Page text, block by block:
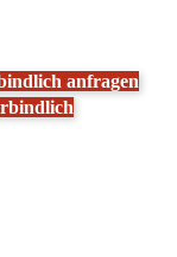
anfra­gen